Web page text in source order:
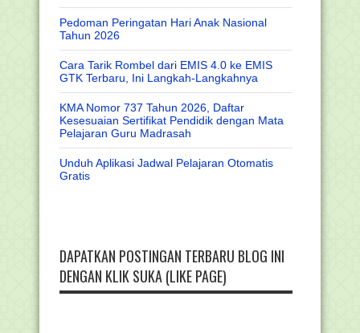
Pedoman Peringatan Hari Anak Nasional
Tahun 2026
Cara Tarik Rombel dari EMIS 4.0 ke EMIS
GTK Terbaru, Ini Langkah-Langkahnya
KMA Nomor 737 Tahun 2026, Daftar
Kesesuaian Sertifikat Pendidik dengan Mata
Pelajaran Guru Madrasah
Unduh Aplikasi Jadwal Pelajaran Otomatis
Gratis
DAPATKAN POSTINGAN TERBARU BLOG INI
DENGAN KLIK SUKA (LIKE PAGE)